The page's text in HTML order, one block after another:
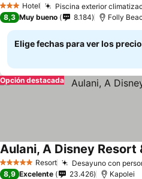
3 Estrellas
Hotel Piscina exterior
8,3 Muy bueno 8.184 Folly
Elige fechas para ver los
Opción destacada
5 Estrellas Resort Desayuno con
Aulani, A Disney Resort
8,9 Excelente 23.426 Kapolei